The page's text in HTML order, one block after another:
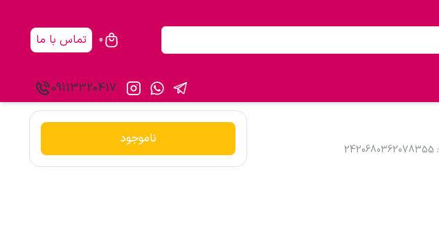
0 تماس با ما
09113320417
:
2420680362078355
ناموجود